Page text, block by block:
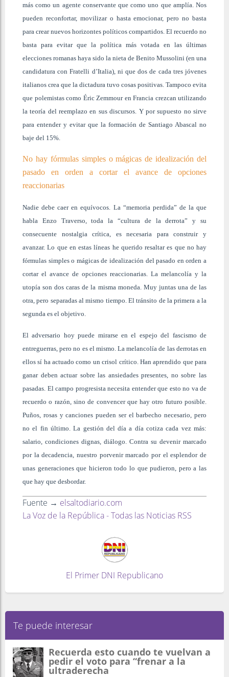
más como un agente conservante que como uno que amplía. Nos
pueden reconfortar, movilizar o hasta emocionar, pero no basta
para crear nuevos horizontes políticos compartidos. El recuerdo no
basta para evitar que la política más votada en las últimas
elecciones romanas haya sido la nieta de Benito Mussolini (en una
candidatura con Fratelli d’Italia), ni que dos de cada tres jóvenes
italianos crea que la dictadura tuvo cosas positivas. Tampoco evita
que polemistas como Éric Zemmour en Francia crezcan utilizando
la teoría del reemplazo en sus discursos. Y por supuesto no sirve
para entender y evitar que la formación de Santiago Abascal no
baje del 15%.
No hay fórmulas simples o mágicas de idealización del
pasado en orden a cortar el avance de opciones
reaccionarias
Nadie debe caer en equívocos. La “memoria perdida” de la que
habla Enzo Traverso, toda la “cultura de la derrota” y su
consecuente nostalgia crítica, es necesaria para construir y
avanzar. Lo que en estas líneas he querido resaltar es que no hay
fórmulas simples o mágicas de idealización del pasado en orden a
cortar el avance de opciones reaccionarias. La melancolía y la
utopía son dos caras de la misma moneda. Muy juntas una de las
otra, pero separadas al mismo tiempo. El tránsito de la primera a la
segunda es el objetivo.
El adversario hoy puede mirarse en el espejo del fascismo de
entreguerras, pero no es el mismo. La melancolía de las derrotas en
ellos sí ha actuado como un crisol crítico. Han aprendido que para
ganar deben actuar sobre las ansiedades presentes, no sobre las
pasadas. El campo progresista necesita entender que esto no va de
recuerdo o razón, sino de convencer que hay otro futuro posible.
Puños, rosas y canciones pueden ser el barbecho necesario, pero
no el fin último. La gestión del día a día cotiza cada vez más:
salario, condiciones dignas, diálogo. Contra su devenir marcado
por la decadencia, nuestro porvenir marcado por el esplendor de
unas generaciones que hicieron todo lo que pudieron, pero a las
que hay que desbordar.
Fuente → elsaltodiario.com
La Voz de la República - Todas las Noticias RSS
El Primer DNI Republicano
Te puede interesar
Recuerda esto cuando te vuelvan a
pedir el voto para “frenar a la
ultraderecha